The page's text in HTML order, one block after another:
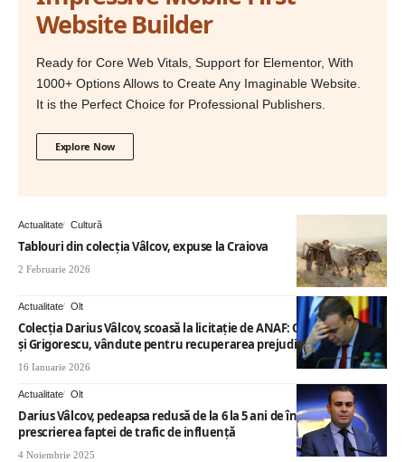
Website Builder
Ready for Core Web Vitals, Support for Elementor, With
1000+ Options Allows to Create Any Imaginable Website.
It is the Perfect Choice for Professional Publishers.
Explore Now
Actualitate Cultură
Tablouri din colecția Vâlcov, expuse la Craiova
2 Februarie 2026
Actualitate Olt
Colecția Darius Vâlcov, scoasă la licitație de ANAF: Opere de Picasso
și Grigorescu, vândute pentru recuperarea prejudiciului
16 Ianuarie 2026
Actualitate Olt
Darius Vâlcov, pedeapsa redusă de la 6 la 5 ani de închisoare, după
prescrierea faptei de trafic de influență
4 Noiembrie 2025